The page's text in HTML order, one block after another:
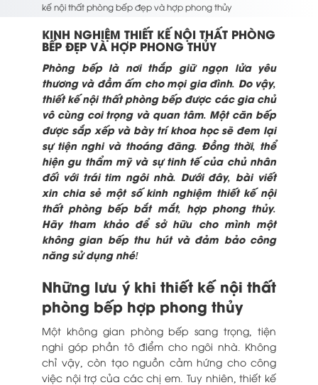
kế nội thất phòng bếp đẹp và hợp phong thủy
KINH NGHIỆM THIẾT KẾ NỘI THẤT PHÒNG
BẾP ĐẸP VÀ HỢP PHONG THỦY
Phòng bếp là nơi thắp giữ ngọn lửa yêu
thương và đầm ấm cho mọi gia đình. Do vậy,
thiết kế nội thất phòng bếp được các gia chủ
vô cùng coi trọng và quan tâm. Một căn bếp
được sắp xếp và bày trí khoa học sẽ đem lại
sự tiện nghi và thoáng đãng. Đồng thời, thể
hiện gu thẩm mỹ và sự tinh tế của chủ nhân
đối với trái tim ngôi nhà. Dưới đây, bài viết
xin chia sẻ một sốkinh nghiệm thiết kế nội
thất phòng bếpbắt mắt, hợp phong thủy.
Hãy tham khảo để sở hữu cho mình một
không gian bếp thu hút và đảm bảo công
năng sử dụng nhé!
Những lưu ý khi thiết kế nội thất
phòng bếp hợp phong thủy
Một không gian phòng bếp sang trọng, tiện
nghi góp phần tô điểm cho ngôi nhà. Không
chỉ vậy, còn tạo nguồn cảm hứng cho công
việc nội trợ của các chị em. Tuy nhiên, thiết kế